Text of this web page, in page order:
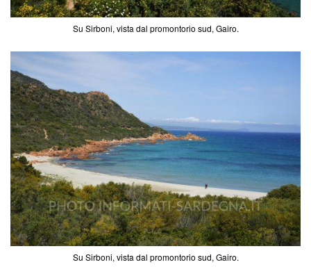
Su Sirboni, vista dal promontorio sud, Gairo.
Su Sirboni, vista dal promontorio sud, Gairo.